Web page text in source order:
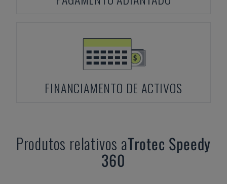
FINANCIAMENTO DE ACTIVOS
Produtos relativos aTrotec Speedy
360